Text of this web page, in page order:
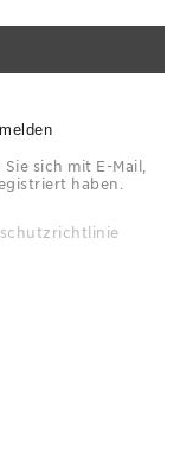
sich mit E-Mail,
haben.